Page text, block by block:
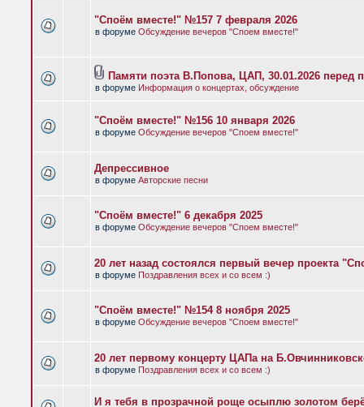
"Споём вместе!" №157 7 февраля 2026
в форуме Обсуждение вечеров "Споем вместе!"
Памяти поэта В.Попова, ЦАП, 30.01.2026 перед
в форуме Информация о концертах, обсуждение
"Споём вместе!" №156 10 января 2026
в форуме Обсуждение вечеров "Споем вместе!"
Депрессивное
в форуме Авторские песни
"Споём вместе!" 6 декабря 2025
в форуме Обсуждение вечеров "Споем вместе!"
20 лет назад состоялся первый вечер проекта
в форуме Поздравления всех и со всем :)
"Споём вместе!" №154 8 ноября 2025
в форуме Обсуждение вечеров "Споем вместе!"
20 лет первому концерту ЦАПа на
в форуме Поздравления всех и со всем :)
И я тебя в прозрачной роще осыплю золотом